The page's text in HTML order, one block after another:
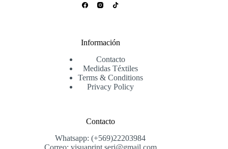
Información
Contacto
Medidas Téxtiles
Terms & Conditions
Privacy Policy
Contacto
Whatsapp: (+569)22203984
Correo: visuaprint.seri@gmail.com